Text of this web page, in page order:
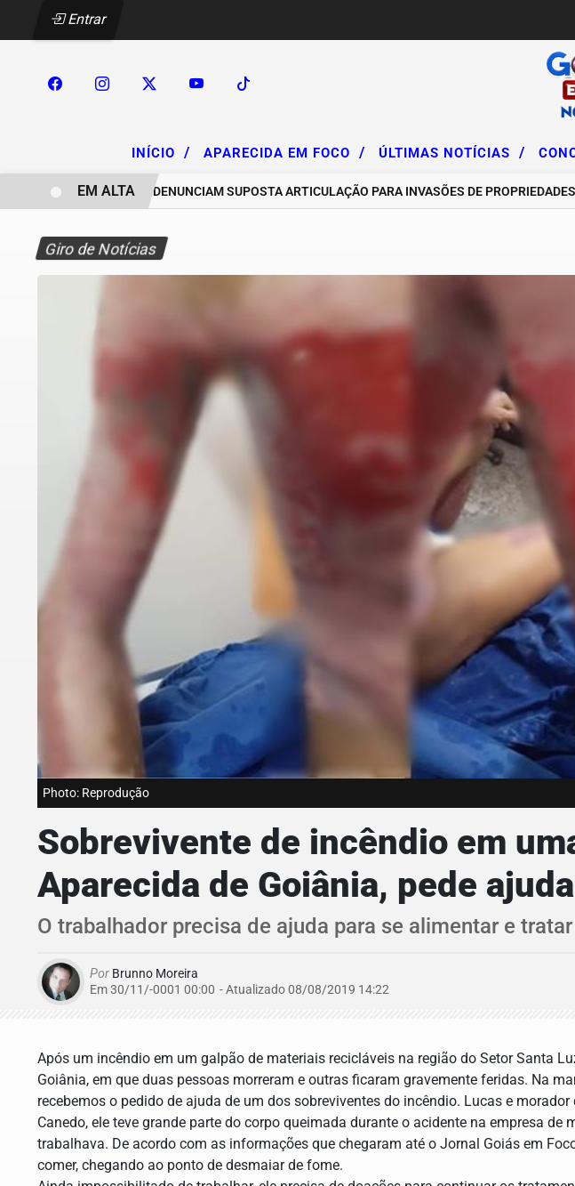
Entrar
INÍCIO / APARECIDA EM FOCO / ÚLTIMAS NOTÍCIAS /
CHACAREIROS DENUNCIAM SUPOSTA ARTICULAÇÃO PARA INVASÕES DE PROPRIEDADES EM
EM ALTA
Giro de Notícias
Photo: Reprodução
Sobrevivente de incêndio em
Aparecida de Goiânia, pede
O trabalhador precisa de ajuda para se alimentar e
Por Brunno Moreira
Em 30/11/-0001 00:00 - Atualizado08/08/2019 14:22
Após um incêndio em um galpão de materiais recicláveis na região do Setor Santa
Goiânia, em que duas pessoas morreram e outras ficaram gravemente feridas. Na
recebemos o pedido de ajuda de um dos sobreviventes do incêndio. Lucas e
Canedo, ele teve grande parte do corpo queimada durante o acidente na empresa de
trabalhava. De acordo com as informações que chegaram até o Jornal Goiás em
comer, chegando ao ponto de desmaiar de fome.